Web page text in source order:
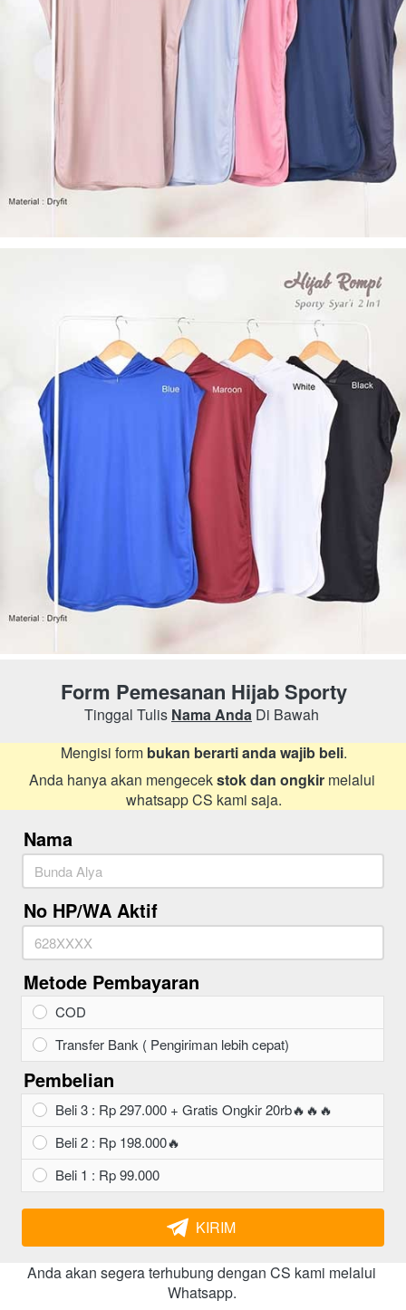
Form Pemesanan Hijab Sporty
Tinggal Tulis Nama Anda Di Bawah
Mengisi form bukan berarti anda wajib beli.
Anda hanya akan mengecek stok dan ongkir melalui
whatsapp CS kami saja.
Nama
No HP/WA Aktif
Metode Pembayaran
COD
Transfer Bank ( Pengiriman lebih cepat)
Pembelian
Beli 3 : Rp 297.000 + Gratis Ongkir 20rb🔥🔥🔥
Beli 2 : Rp 198.000🔥
Beli 1 : Rp 99.000
` KIRIM
Anda akan segera terhubung dengan CS kami melalui
Whatsapp.